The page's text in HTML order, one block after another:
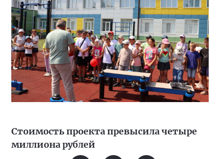
Стоимость проекта превысила четыре
миллиона рублей